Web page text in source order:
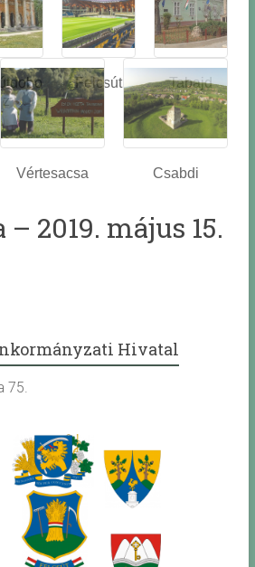
z
Felcsút Tabajd
Vértesacsa Csabdi
2019. május 15.
Hivatal
75.